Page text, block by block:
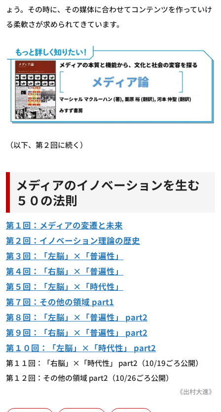
ょう。その時に、その媒体に合わせてコンテンツを作っていけ
る柔軟さが求められてきています。
（以下、第２回に続く）
メディアのイノベーションを生む
５０の法則
第１回：メディアの変遷と未来
第２回：イノベーション理論の歴史
第３回：「左脳」×「普遍性」
第４回：「右脳」×「普遍性」
第５回：「左脳」×「時代性」
第７回：その他の領域 part1
第８回：「左脳」×「普遍性」 part2
第９回：「右脳」×「普遍性」 part2
第１０回：「左脳」×「時代性」 part2
第１１回：「右脳」×「時代性」 part2（10/19ごろ公開）
第１２回：その他の領域 part2（10/26ごろ公開）
《出村大進》